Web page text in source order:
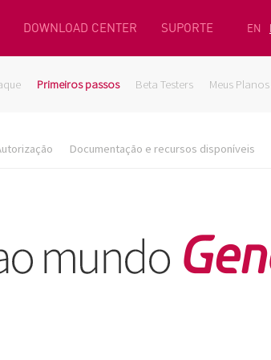
DOWNLOAD CENTER SUPORTE EN
Primeiros passos Beta Testers Meus Planos
Documentação e recursos disponíveis